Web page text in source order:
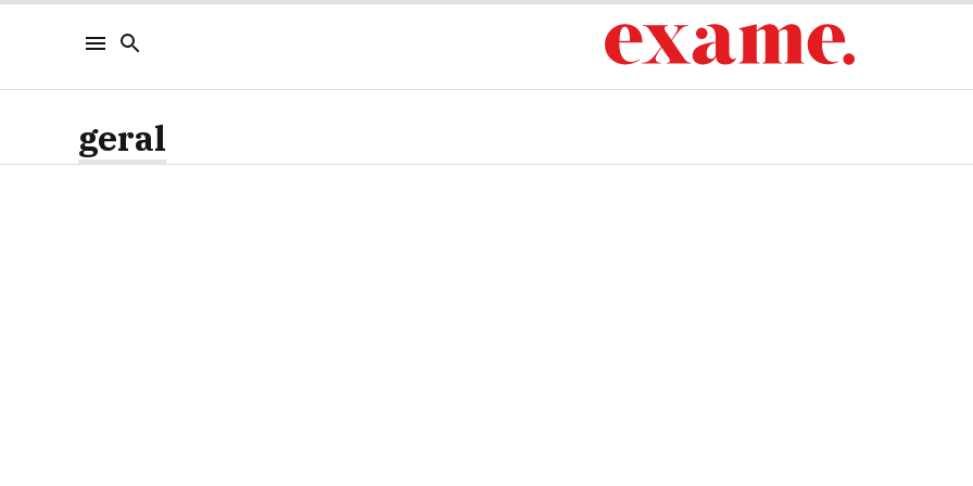
geral